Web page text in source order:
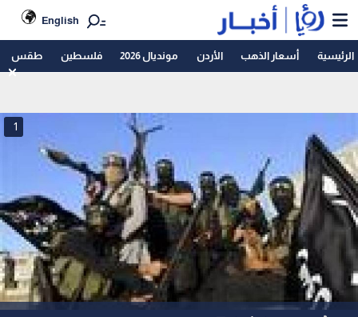
English
الرئيسية أسعار الذهب الأردن مونديال 2026 فلسطين طقس
1